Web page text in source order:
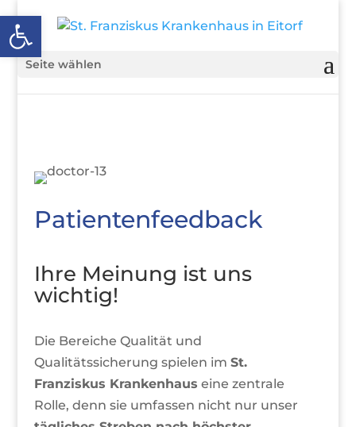
Seite wählen
Patientenfeedback
Ihre Meinung ist uns
wichtig!
Die Bereiche Qualität und
Qualitätssicherung spielen im St.
Franziskus Krankenhaus eine zentrale
Rolle, denn sie umfassen nicht nur unser
Open toolbar